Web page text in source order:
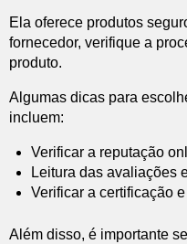
Ela oferece produtos
fornecedor, verifique a
produto.
Algumas dicas para
incluem:
Verificar a reputação
Leitura das avaliações
Verificar a certificação
Além disso, é importante